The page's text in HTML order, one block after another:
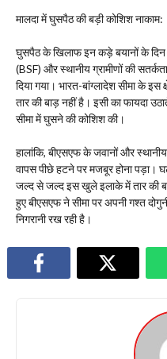
​मालदा में घुसपैठ की बड़ी कोशिश नाकाम:
घुसपैठ के खिलाफ इन कड़े बयानों के दिन
(BSF) और स्थानीय ग्रामीणों की
दिया गया। भारत-बांग्लादेश सीमा के
तार की बाड़ नहीं है। इसी का फायदा
सीमा में घुसने की कोशिश की।
​हालांकि, बीएसएफ के जवानों और
वापस पीछे हटने पर मजबूर होना पड़ा।
जल्द से जल्द इस खुले इलाके में तार की
हुए बीएसएफ ने सीमा पर अपनी गश्त
निगरानी रख रही है।